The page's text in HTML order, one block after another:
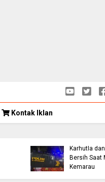
Kontak Iklan
Karhutla
Bersih Saat
Kemarau